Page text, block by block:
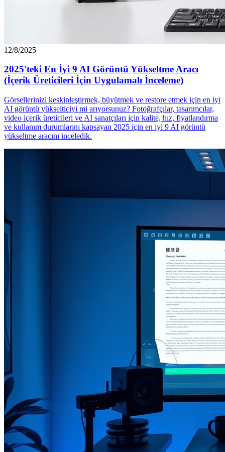
12/8/2025
2025'teki En İyi 9 AI Görüntü Yükseltme Aracı
(İçerik Üreticileri İçin Uygulamalı İnceleme)
Görsellerinizi keskinleştirmek, büyütmek ve restore etmek için en iyi
AI görüntü yükselticiyi mi arıyorsunuz? Fotoğrafçılar, tasarımcılar,
video içerik üreticileri ve AI sanatçıları için kalite, hız, fiyatlandırma
ve kullanım durumlarını kapsayan 2025 için en iyi 9 AI görüntü
yükseltme aracını inceledik.